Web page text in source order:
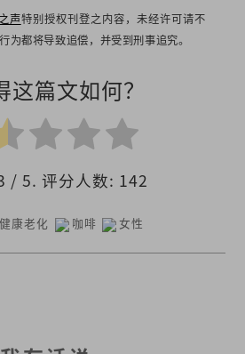
声特别授权刊登之内容，未经许可请不
为都将导致追偿，并受到刑事追究。
这篇文如何？
/ 5. 评分人数: 142
健康老化 咖啡 女性